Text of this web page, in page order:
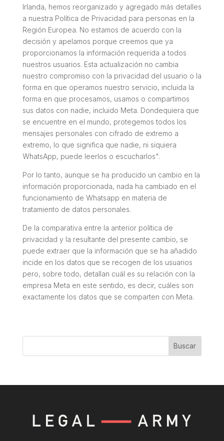
Irlanda, hemos reorganizado y agregado más detalles
a nuestra Política de Privacidad para personas en la
Región Europea. No estamos de acuerdo con la
decisión y apelamos porque creemos que ya
proporcionamos la información requerida a todos
nuestros usuarios. Esta actualización no cambia
nuestro compromiso con la privacidad del usuario o la
forma en que operamos nuestro servicio, incluida la
forma en que procesamos, usamos o compartimos
sus datos con nadie, incluido Meta. Dondequiera que
se encuentre en el mundo, protegemos todos los
mensajes personales con cifrado de extremo a
extremo, lo que significa que nadie, ni siquiera
WhatsApp, puede leerlos o escucharlos".
Por lo tanto, aunque se ha producido un cambio en la
información proporcionada, nada ha cambiado en el
funcionamiento de Whatsapp en materia de
tratamiento de datos personales.
De la comparativa entre la anterior política de
privacidad y la resultante del presente cambio, se
puede extraer que la información que se ha añadido
incide en los datos que se recogen de los usuarios
pero, sobre todo, detallan cuál es su relación con la
empresa Meta en este sentido, es decir, cuáles son
exactamente los datos que se comparten con Meta.
Buscar